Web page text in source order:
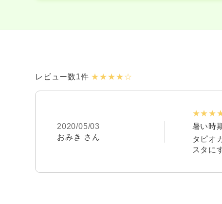
レビュー数1件 ★★★★☆
2020/05/03
おみき さん
暑い時
タピオ
スタに